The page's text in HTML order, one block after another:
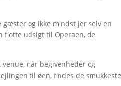
gæster og ikke mindst jer selv en
flotte udsigt til Operaen, de
når begivenheder og
til øen, findes de smukkeste